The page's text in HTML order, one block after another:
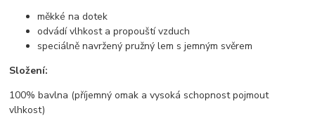
měkké na dotek
odvádí vlhkost a propouští vzduch
speciálně navržený pružný lem s jemným svěrem
Složení:
100% bavlna (příjemný omak a vysoká schopnost pojmout
vlhkost)